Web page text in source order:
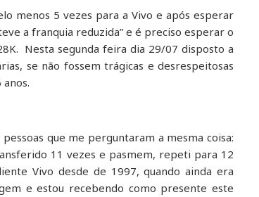
menos 5 vezes para a Vivo e após esperar
a franquia reduzida” e é preciso esperar o
Nesta segunda feira dia 29/07 disposto a
se não fossem trágicas e desrespeitosas
que me perguntaram a mesma coisa:
11 vezes e pasmem, repeti para 12
Vivo desde de 1997, quando ainda era
e estou recebendo como presente este